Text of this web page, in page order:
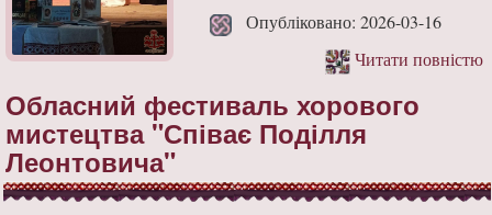
Опубліковано: 2026-03-16
Читати повністю
Обласний фестиваль хорового
мистецтва "Співає Поділля
Леонтовича"